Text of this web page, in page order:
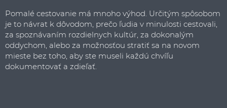
Pomalé cestovanie má mnoho výhod. Určitým spôsobom
je to návrat k dôvodom, prečo ľudia v minulosti cestovali,
za spoznávaním rozdielnych kultúr, za dokonalým
oddychom, alebo za možnosťou stratiť sa na novom
mieste bez toho, aby ste museli každú chvíľu
dokumentovať a zdieľať.